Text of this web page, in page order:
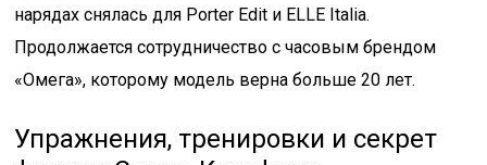
нарядах снялась для Porter Edit и ELLE Italia.
Продолжается сотрудничество с часовым брендом
«Омега», которому модель верна больше 20 лет.
Упражнения, тренировки и секрет